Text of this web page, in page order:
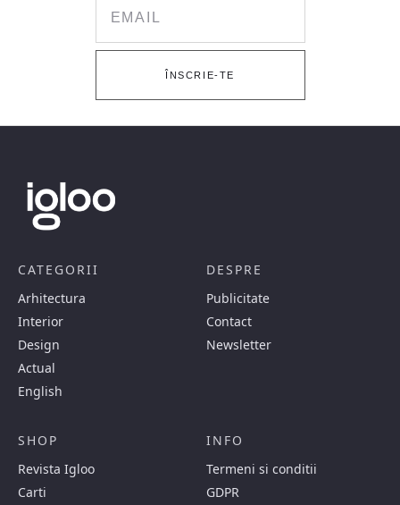
ÎNSCRIE-TE
CATEGORII
Arhitectura
Interior
Design
Actual
English
DESPRE
Publicitate
Contact
Newsletter
SHOP
Revista Igloo
Carti
INFO
Termeni si conditii
GDPR